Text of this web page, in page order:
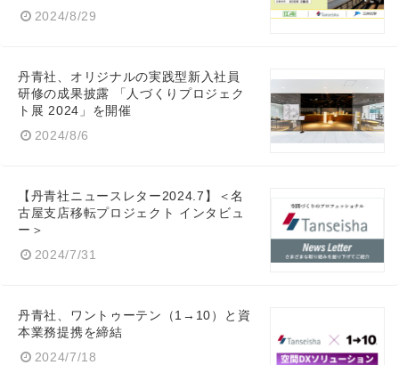
2024/8/29
丹青社、オリジナルの実践型新入社員
研修の成果披露 「人づくりプロジェク
ト展 2024」を開催
2024/8/6
【丹青社ニュースレター2024.7】＜名
古屋支店移転プロジェクト インタビュ
ー＞
2024/7/31
丹青社、ワントゥーテン（1→10）と資
本業務提携を締結
2024/7/18